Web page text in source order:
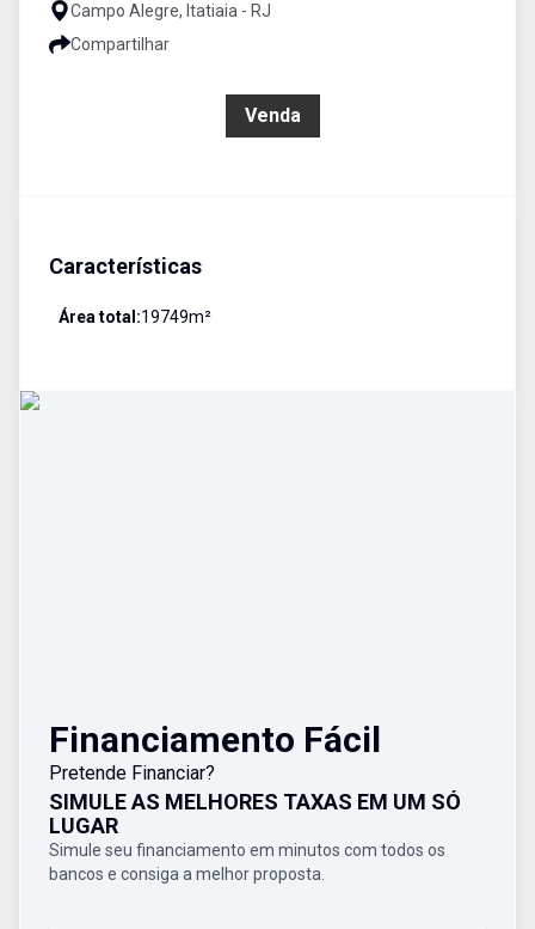
Campo Alegre, Itatiaia - RJ
Compartilhar
Venda
Características
Área total:19749m²
Financiamento Fácil
Pretende Financiar?
SIMULE AS MELHORES TAXAS EM UM SÓ
LUGAR
Simule seu financiamento em minutos com todos os
bancos e consiga a melhor proposta.